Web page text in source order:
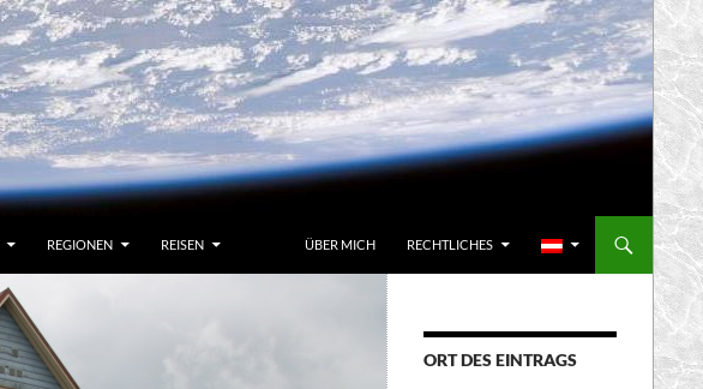
REGIONEN REISEN ÜBER MICH RECHTLICHES
ORT DES EINTRAGS